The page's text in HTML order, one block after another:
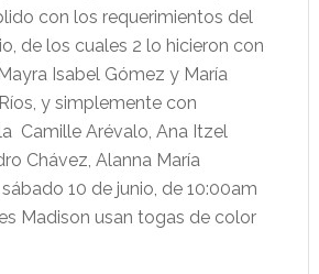
con los requerimientos del
de los cuales 2 lo hicieron con
Isabel Gómez y María
y simplemente con
Camille Arévalo, Ana Itzel
Chávez, Alanna María
10 de junio, de 10:00am
Madison usan togas de color